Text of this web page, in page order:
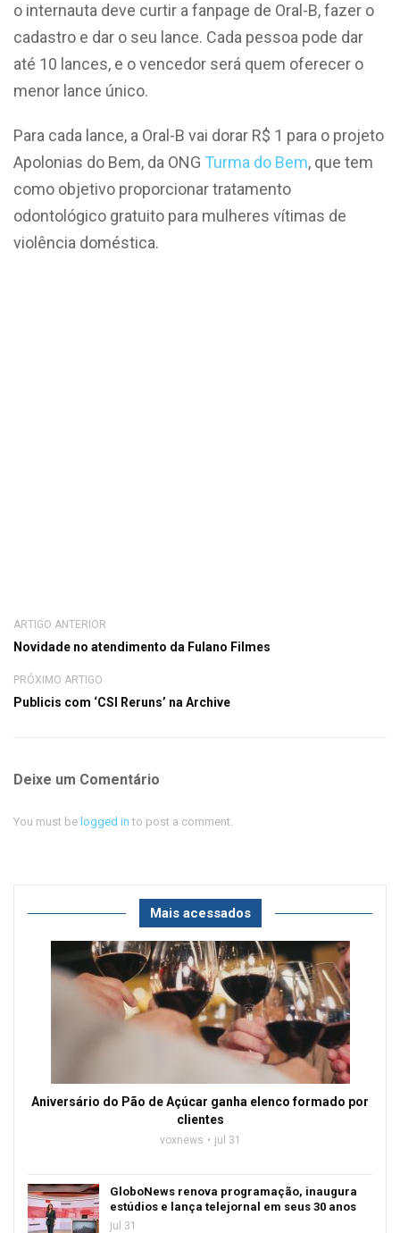
o internauta deve curtir a fanpage de Oral-B, fazer o
cadastro e dar o seu lance. Cada pessoa pode dar
até 10 lances, e o vencedor será quem oferecer o
menor lance único.
Para cada lance, a Oral-B vai dorar R$ 1 para o projeto
Apolonias do Bem, da ONG Turma do Bem, que tem
como objetivo proporcionar tratamento
odontológico gratuito para mulheres vítimas de
violência doméstica.
ARTIGO ANTERIOR
Novidade no atendimento da Fulano Filmes
PRÓXIMO ARTIGO
Publicis com ‘CSI Reruns’ na Archive
Deixe um Comentário
You must be logged in to post a comment.
Mais acessados
Aniversário do Pão de Açúcar ganha elenco formado por
clientes
voxnews jul 31
GloboNews renova programação, inaugura
estúdios e lança telejornal em seus 30 anos
jul 31